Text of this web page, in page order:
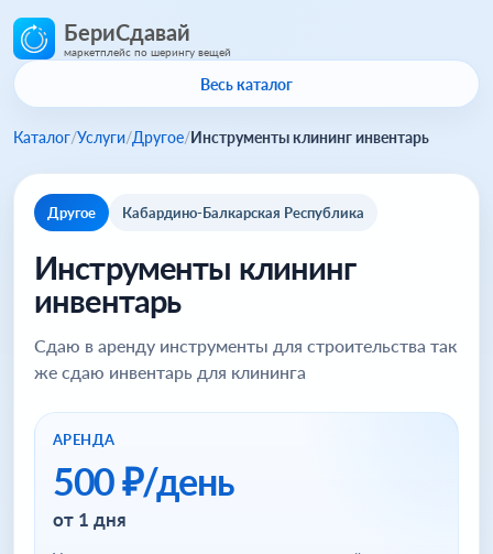
БериСдавай
маркетплейс по шерингу вещей
Весь каталог
Каталог/Услуги/Другое/Инструменты клининг инвентарь
Другое Кабардино-Балкарская Республика
Инструменты клининг
инвентарь
Сдаю в аренду инструменты для строительства так
же сдаю инвентарь для клининга
АРЕНДА
500 ₽/день
от 1 дня